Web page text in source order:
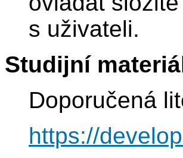
s uživateli.
Studijní
Doporučená
https://